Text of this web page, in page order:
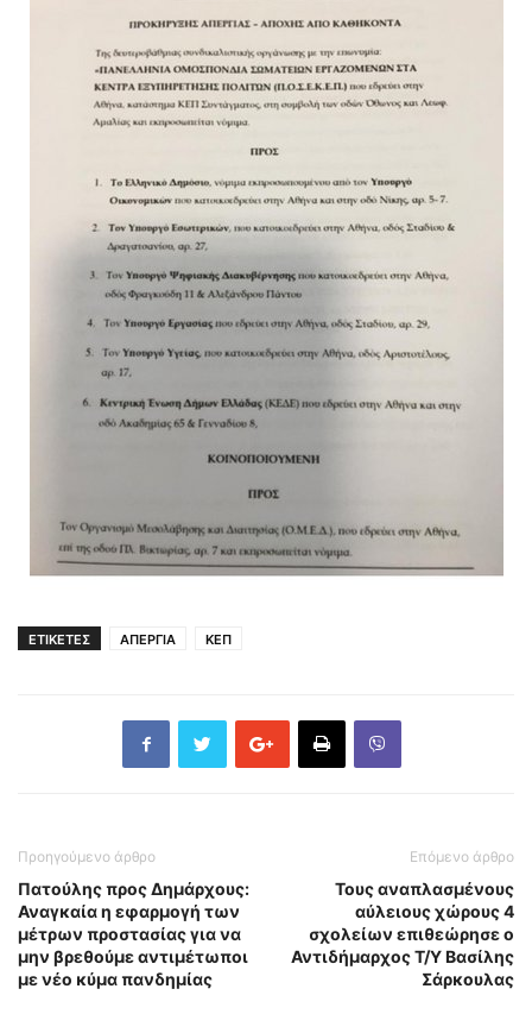
ΕΤΙΚΕΤΕΣ ΑΠΕΡΓΙΑ ΚΕΠ
Προηγούμενο άρθρο
Πατούλης προς Δημάρχους:
Αναγκαία η εφαρμογή των
μέτρων προστασίας για να
μην βρεθούμε αντιμέτωποι
με νέο κύμα πανδημίας
Επόμενο άρθρο
Τους αναπλασμένους
αύλειους χώρους 4
σχολείων επιθεώρησε ο
Αντιδήμαρχος Τ/Υ Βασίλης
Σάρκουλας